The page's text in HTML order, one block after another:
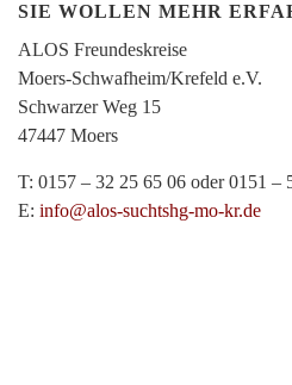
SIE WOLLEN MEHR
ALOS Freundeskreise
Moers-Schwafheim/Krefeld e.V.
Schwarzer Weg 15
47447 Moers
T: 0157 – 32 25 65 06 oder 0151 –
E: info@alos-suchtshg-mo-kr.de